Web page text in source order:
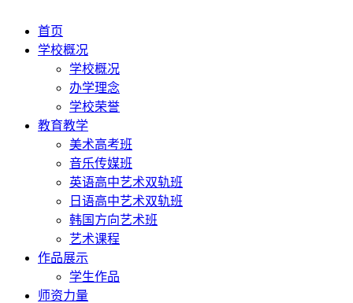
首页
学校概况
学校概况
办学理念
学校荣誉
教育教学
美术高考班
音乐传媒班
英语高中艺术双轨班
日语高中艺术双轨班
韩国方向艺术班
艺术课程
作品展示
学生作品
师资力量